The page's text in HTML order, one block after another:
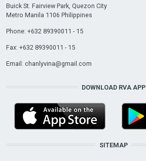
Buick St. Fairview Park, Quezon City
Metro Manila 1106 Philippines
Phone: +632 89390011 - 15
Fax: +632 89390011 - 15
Email: chanlyvina@gmail.com
DOWNLOAD RVA APP
SITEMAP